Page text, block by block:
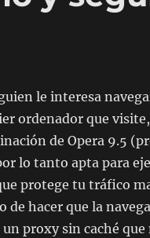
le interesa
ordenador que
de Opera 9.5
lo tanto apta para
protege tu tráfico
de hacer que la
un proxy sin caché